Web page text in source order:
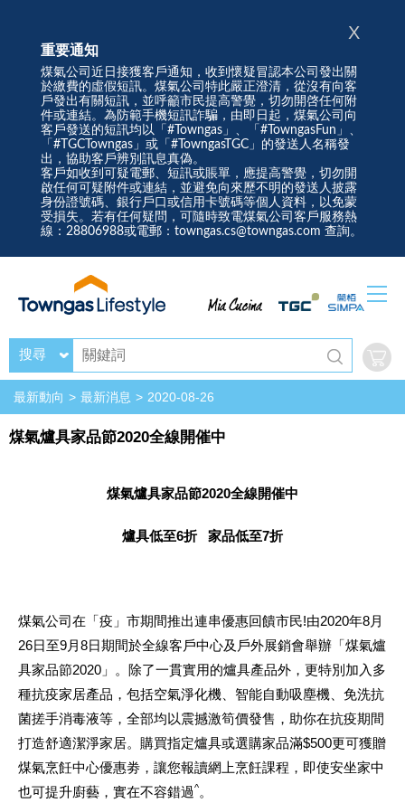
重要通知
煤氣公司近日接獲客戶通知，收到懷疑冒認本公司發出關
於繳費的虛假短訊。煤氣公司特此嚴正澄清，從沒有向客
戶發出有關短訊，並呼籲市民提高警覺，切勿開啓任何附
件或連結。為防範手機短訊詐騙，由即日起，煤氣公司向
客戶發送的短訊均以「#Towngas」、「#TowngasFun」、
「#TGCTowngas」或「#TowngasTGC」的發送人名稱發
出，協助客戶辨別訊息真偽。
客戶如收到可疑電郵、短訊或賬單，應提高警覺，切勿開
啟任何可疑附件或連結，並避免向來歷不明的發送人披露
身份證號碼、銀行戶口或信用卡號碼等個人資料，以免蒙
受損失。若有任何疑問，可隨時致電煤氣公司客戶服務熱
線：28806988或電郵：towngas.cs@towngas.com 查詢。
X
搜尋
最新動向 最新消息 2020-08-26
煤氣爐具家品節2020全線開催中
煤氣爐具家品節2020全線開催中
爐具低至6折 家品低至7折
煤氣公司在「疫」市期間推出連串優惠回饋市民!由2020年8月
26日至9月8日期間於全線客戶中心及戶外展銷會舉辦「煤氣爐
具家品節2020」。除了一貫實用的爐具產品外，更特別加入多
種抗疫家居產品，包括空氣淨化機、智能自動吸塵機、免洗抗
菌搓手消毒液等，全部均以震撼激筍價發售，助你在抗疫期間
打造舒適潔淨家居。購買指定爐具或選購家品滿$500更可獲贈
煤氣烹飪中心優惠劵，讓您報讀網上烹飪課程，即使安坐家中
也可提升廚藝，實在不容錯過^。